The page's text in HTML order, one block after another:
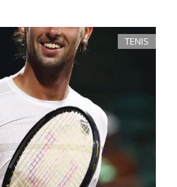
TENIS